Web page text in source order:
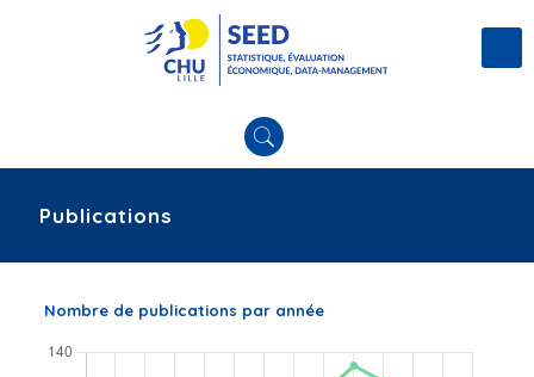
Publications
Nombre de publications par année